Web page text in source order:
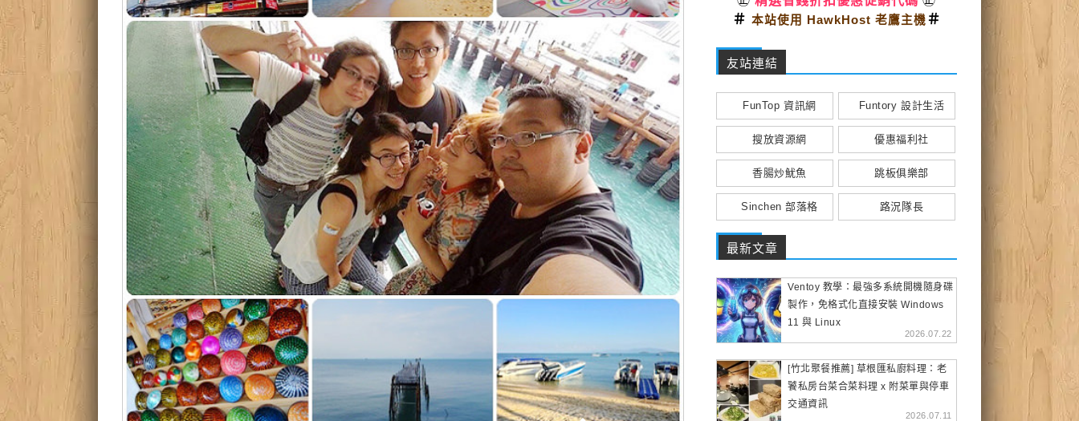
＃ 本站使用 HawkHost 老鷹主機＃
友站連結
FunTop 資訊網 Funtory 設計生活
搜放資源網 優惠福利社
香腸炒魷魚 跳板俱樂部
Sinchen 部落格 路況隊長
最新文章
Ventoy 教學：最強多系統開機隨身碟
製作，免格式化直接安裝 Windows
11 與 Linux
2026.07.22
[竹北聚餐推薦] 草根匯私廚料理：老
饕私房台菜合菜料理 x 附菜單與停車
交通資訊
2026.07.11